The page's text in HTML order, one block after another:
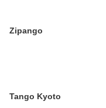
Zipango
Tango Kyoto